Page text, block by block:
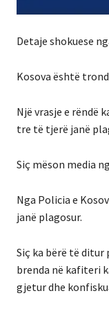
Detaje shokuese
Kosova është
Një vrasje e rëndë
tre të tjerë janë
Siç mëson media
Nga Policia e
janë plagosur.
Siç ka bërë të ditur
brenda në kafiteri
gjetur dhe